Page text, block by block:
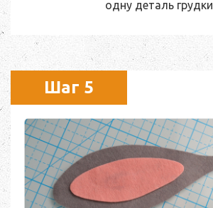
одну деталь грудки
Шаг 5